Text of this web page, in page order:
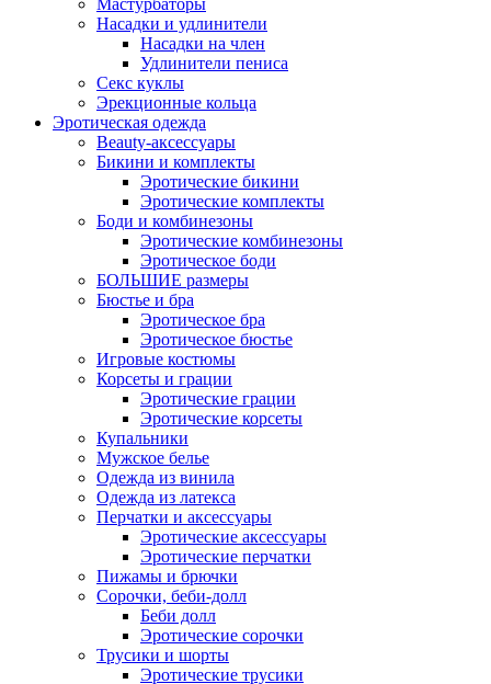
Мастурбаторы
Насадки и удлинители
Насадки на член
Удлинители пениса
Секс куклы
Эрекционные кольца
Эротическая одежда
Beauty-аксессуары
Бикини и комплекты
Эротические бикини
Эротические комплекты
Боди и комбинезоны
Эротические комбинезоны
Эротическое боди
БОЛЬШИЕ размеры
Бюстье и бра
Эротическое бра
Эротическое бюстье
Игровые костюмы
Корсеты и грации
Эротические грации
Эротические корсеты
Купальники
Мужское белье
Одежда из винила
Одежда из латекса
Перчатки и аксессуары
Эротические аксессуары
Эротические перчатки
Пижамы и брючки
Сорочки, беби-долл
Беби долл
Эротические сорочки
Трусики и шорты
Эротические трусики